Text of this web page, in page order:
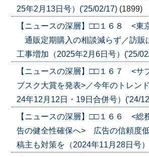
25年2月13日号）('25/02/17) (1899)
【ニュースの深層】□□１６８ <東
通販定期購入の相談減らず／訪販
工事増加（2025年2月6日号）('25/
【ニュースの深層】□□１６７ <サ
ブスク大賞を発表>／今年のトレン
24年12月12日・19日合併号）('24/
【ニュースの深層】□□１６６ <総
告の健全性確保へ> 広告の信頼度
稿主も対策を（2024年11月28日号